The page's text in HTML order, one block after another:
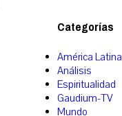
Categorías
América Latina
Análisis
Espiritualidad
Gaudium-TV
Mundo